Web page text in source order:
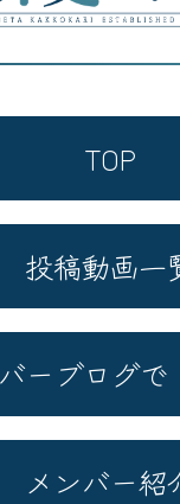
TOP
投稿動画一
ーブログで
メンバー紹